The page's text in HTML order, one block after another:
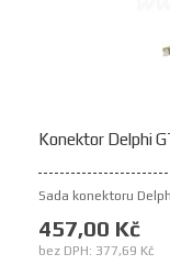
Konektor Delphi
Sada konektoru
457,00 Kč
bez DPH: 377,69 Kč